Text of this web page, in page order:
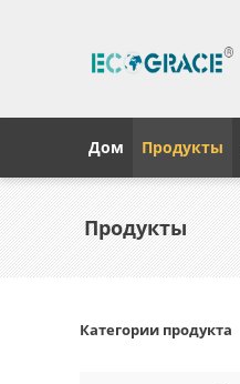
Дом Продукты
Продукты
Категории продукта